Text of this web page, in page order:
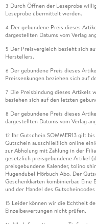
3 Durch Öffnen der Leseprobe
Leseprobe übermittelt werden.
4 Der gebundene Preis dieses
dargestellten Datums vom Verlag
5 Der Preisvergleich bezieht sich
Herstellers.
6 Der gebundene Preis dieses
Preissenkungen beziehen sich auf
7 Die Preisbindung dieses Artikels
beziehen sich auf den letzten
8 Der gebundene Preis dieses
dargestellten Datums vom Verlag
12 Ihr Gutschein SOMMER13 gilt
Gutschein ausschließlich online
zur Abholung mit Zahlung in der
gesetzlich preisgebundene Artikel
preisgebundene Kalender, tolino
Hugendubel Hörbuch Abo. Der
Geschenkkarten kombinierbar.
und der Handel des
15 Leider können wir die Echtheit
Einzelbewertungen nicht prüfen.